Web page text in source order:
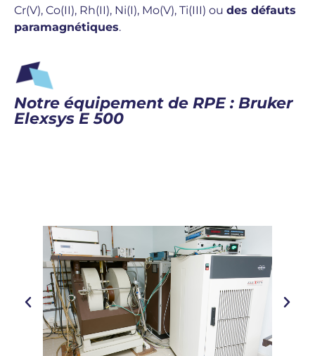
Cr(V), Co(II), Rh(II), Ni(I), Mo(V), Ti(III) ou des défauts
paramagnétiques.
Notre équipement de RPE : Bruker
Elexsys E 500